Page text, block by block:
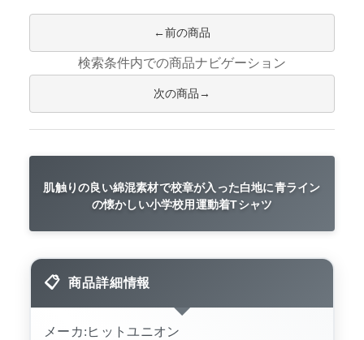
前の商品
検索条件内での商品ナビゲーション
次の商品
肌触りの良い綿混素材で校章が入った白地に青ライン
の懐かしい小学校用運動着Tシャツ
商品詳細情報
メーカ:ヒットユニオン